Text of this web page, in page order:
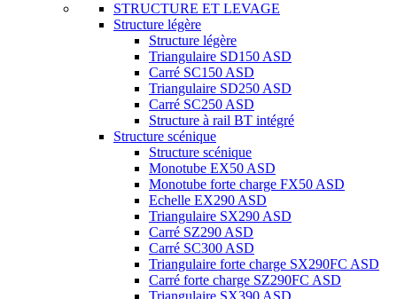
STRUCTURE ET LEVAGE
Structure légère
Structure légère
Triangulaire SD150 ASD
Carré SC150 ASD
Triangulaire SD250 ASD
Carré SC250 ASD
Structure à rail BT intégré
Structure scénique
Structure scénique
Monotube EX50 ASD
Monotube forte charge FX50 ASD
Echelle EX290 ASD
Triangulaire SX290 ASD
Carré SZ290 ASD
Carré SC300 ASD
Triangulaire forte charge SX290FC ASD
Carré forte charge SZ290FC ASD